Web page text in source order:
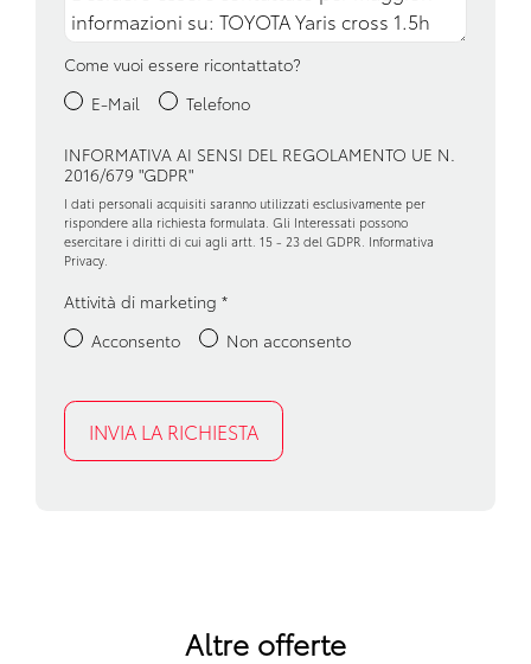
Impianto audio con touchscreen
Interni in tessuto
Kit riparazione pneumatici / tirefit
Luci di emergenza
Maniglie esterne in tinta
Pacchetto sicurezza
Partenza in salita assistita
Personalizzazioni linea e stile
Riconoscimento segnali stradali
Sistema di chiamata d'emergenza
Come vuoi essere ricontattato?
E-Mail
Telefono
INFORMATIVA AI SENSI DEL REGOLAMENTO UE N.
2016/679 "GDPR"
I dati personali acquisiti saranno utilizzati esclusivamente per
rispondere alla richiesta formulata. Gli Interessati possono
esercitare i diritti di cui agli artt. 15 - 23 del GDPR. Informativa
Privacy
Attività di marketing *
Acconsento
Non acconsento
Altre offerte